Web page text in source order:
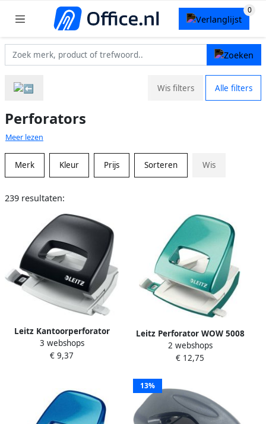
Wis filters Alle filters
Perforators
Meer lezen
Merk Kleur Prijs Sorteren Wis
239 resultaten:
Leitz Kantoorperforator
NeXXt klein 1 6 mm zwart
3 webshops
€ 9,37
Leitz Perforator WOW 5008
NeXXt metaal 30 vel
ijsblauw
2 webshops
€ 12,75
13%